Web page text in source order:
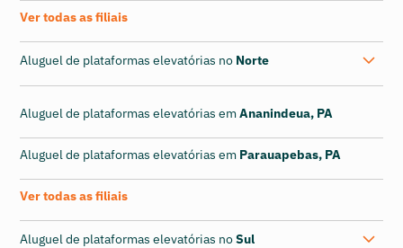
Ver todas as filiais
Aluguel de plataformas elevatórias no Norte
Aluguel de plataformas elevatórias emAnanindeua, PA
Aluguel de plataformas elevatórias em Parauapebas, PA
Ver todas as filiais
Aluguel de plataformas elevatórias noSul